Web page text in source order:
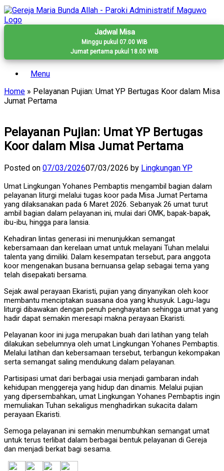
Skip
to
content
Jadwal Misa
Minggu pukul 07.00 WIB
Jumat pertama pukul 18.00 WIB
Menu
Home » Pelayanan Pujian: Umat YP Bertugas Koor dalam Misa
Jumat Pertama
Pelayanan Pujian: Umat YP Bertugas
Koor dalam Misa Jumat Pertama
Posted on 07/03/202607/03/2026 by Lingkungan YP
Umat Lingkungan Yohanes Pembaptis mengambil bagian dalam
pelayanan liturgi melalui tugas koor pada Misa Jumat Pertama
yang dilaksanakan pada 6 Maret 2026. Sebanyak 26 umat turut
ambil bagian dalam pelayanan ini, mulai dari OMK, bapak-bapak,
ibu-ibu, hingga para lansia.
Kehadiran lintas generasi ini menunjukkan semangat
kebersamaan dan kerelaan umat untuk melayani Tuhan melalui
talenta yang dimiliki. Dalam kesempatan tersebut, para anggota
koor mengenakan busana bernuansa gelap sebagai tema yang
telah disepakati bersama.
Sejak awal perayaan Ekaristi, pujian yang dinyanyikan oleh koor
membantu menciptakan suasana doa yang khusyuk. Lagu-lagu
liturgi dibawakan dengan penuh penghayatan sehingga umat yang
hadir dapat semakin meresapi makna perayaan Ekaristi.
Pelayanan koor ini juga merupakan buah dari latihan yang telah
dilakukan sebelumnya oleh umat Lingkungan Yohanes Pembaptis.
Melalui latihan dan kebersamaan tersebut, terbangun kekompakan
serta semangat saling mendukung dalam pelayanan.
Partisipasi umat dari berbagai usia menjadi gambaran indah
kehidupan menggereja yang hidup dan dinamis. Melalui pujian
yang dipersembahkan, umat Lingkungan Yohanes Pembaptis ingin
memuliakan Tuhan sekaligus menghadirkan sukacita dalam
perayaan Ekaristi.
Semoga pelayanan ini semakin menumbuhkan semangat umat
untuk terus terlibat dalam berbagai bentuk pelayanan di Gereja
dan menjadi berkat bagi sesama.